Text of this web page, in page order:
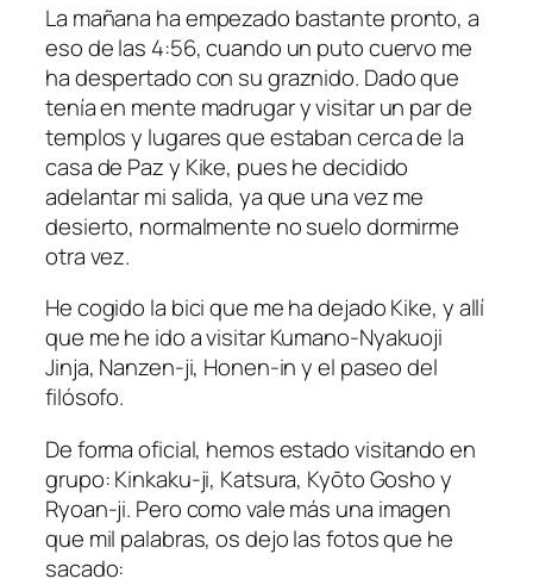
La mañana ha empezado bastante pronto, a
eso de las 4:56, cuando un puto cuervo me
ha despertado con su graznido. Dado que
tenía en mente madrugar y visitar un par de
templos y lugares que estaban cerca de la
casa de Paz y Kike, pues he decidido
adelantar mi salida, ya que una vez me
desierto, normalmente no suelo dormirme
otra vez.
He cogido la bici que me ha dejado Kike, y allí
que me he ido a visitar Kumano-Nyakuoji
Jinja, Nanzen-ji, Honen-in y el paseo del
filósofo.
De forma oficial, hemos estado visitando en
grupo: Kinkaku-ji, Katsura, Kyōto Gosho y
Ryoan-ji. Pero como vale más una imagen
que mil palabras, os dejo las fotos que he
sacado: